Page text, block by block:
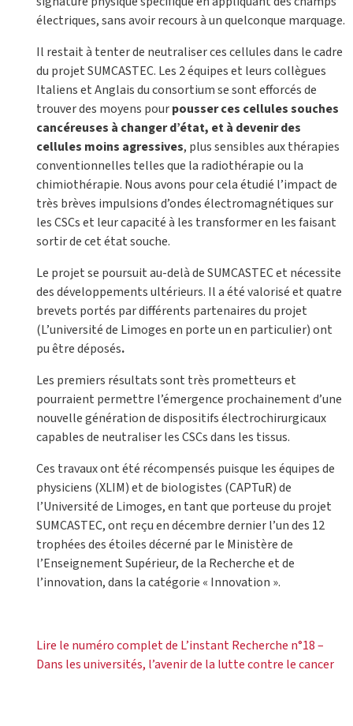
électriques, sans avoir recours à un quelconque marquage.
Il restait à tenter de neutraliser ces cellules dans le cadre
du projet SUMCASTEC. Les 2 équipes et leurs collègues
Italiens et Anglais du consortium se sont efforcés de
trouver des moyens pourpousser ces cellules souches
cancéreuses à changer d’état, et à devenir des
cellules moins agressives, plus sensibles aux thérapies
conventionnelles telles que la radiothérapie ou la
chimiothérapie. Nous avons pour cela étudié l’impact de
très brèves impulsions d’ondes électromagnétiques sur
les CSCs et leur capacité à les transformer en les faisant
sortir de cet état souche.
Le projet se poursuit au-delà de SUMCASTEC et nécessite
des développements ultérieurs. Il a été valorisé et quatre
brevets portés par différents partenaires du projet
(L’université de Limoges en porte un en particulier) ont
pu être déposés.
Les premiers résultats sont très prometteurs et
pourraient permettre l’émergence prochainement d’une
nouvelle génération de dispositifs électrochirurgicaux
capables de neutraliser les CSCs dans les tissus.
Ces travaux ont été récompensés puisque les équipes de
physiciens (XLIM) et de biologistes (CAPTuR) de
l’Université de Limoges, en tant que porteuse du projet
SUMCASTEC, ont reçu en décembre dernier l’un des 12
trophées des étoiles décerné par le Ministère de
l’Enseignement Supérieur, de la Recherche et de
l’innovation, dans la catégorie « Innovation ».
Lire le numéro complet de L’instant Recherche n°18 –
Dans les universités, l’avenir de la lutte contre le cancer